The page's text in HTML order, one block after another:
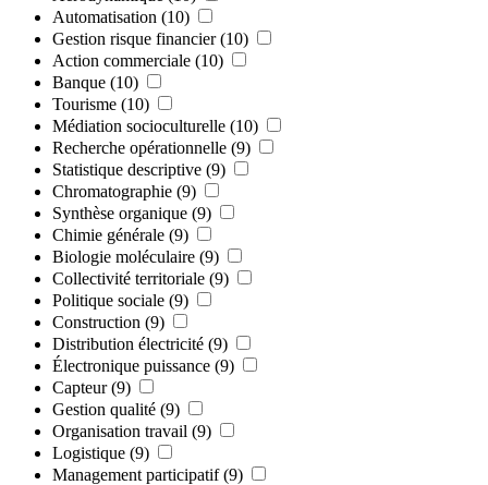
Automatisation (10)
Gestion risque financier (10)
Action commerciale (10)
Banque (10)
Tourisme (10)
Médiation socioculturelle (10)
Recherche opérationnelle (9)
Statistique descriptive (9)
Chromatographie (9)
Synthèse organique (9)
Chimie générale (9)
Biologie moléculaire (9)
Collectivité territoriale (9)
Politique sociale (9)
Construction (9)
Distribution électricité (9)
Électronique puissance (9)
Capteur (9)
Gestion qualité (9)
Organisation travail (9)
Logistique (9)
Management participatif (9)